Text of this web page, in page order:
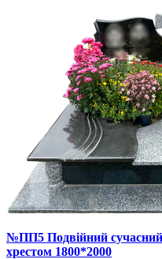
№ПП5 Подвійний
хрестом 1800*2000